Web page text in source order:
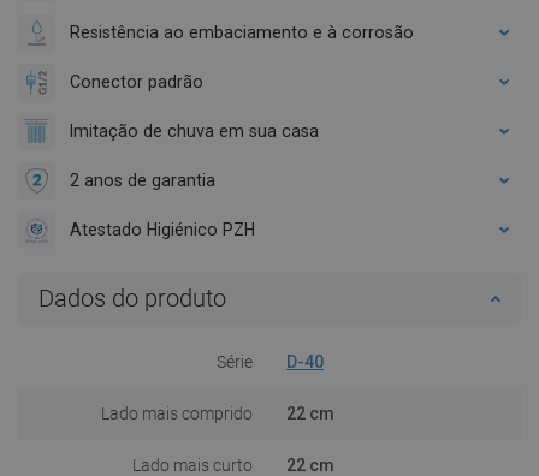
Resistência ao embaciamento e à corrosão
Conector padrão
Imitação de chuva em sua casa
2 anos de garantia
Atestado Higiénico PZH
Dados do produto
Série D-40
Lado mais comprido 22 cm
Lado mais curto 22 cm